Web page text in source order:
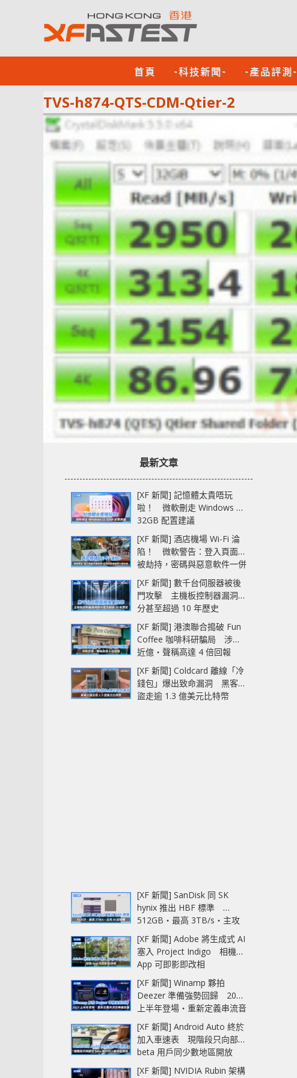
首頁 -科技新聞- -產品評測-
TVS-h874-QTS-CDM-Qtier-2
最新文章
[XF 新聞] 記憶體太貴唔玩
啦！ 微軟刪走 Windows 11
32GB 配置建議
[XF 新聞] 酒店機場 Wi-Fi 淪
陷！ 微軟警告：登入頁面可
被劫持，密碼與惡意軟件一併
中招
[XF 新聞] 數千台伺服器被後
門攻擊 主機板控制器漏洞部
分甚至超過 10 年歷史
[XF 新聞] 港澳聯合搗破 Fun
Coffee 咖啡科研騙局 涉款
近億‧聲稱高達 4 倍回報
[XF 新聞] Coldcard 離線「冷
錢包」爆出致命漏洞 黑客已
盜走逾 1.3 億美元比特幣
[XF 新聞] SanDisk 同 SK
hynix 推出 HBF 標準
512GB‧最高 3TB/s‧主攻
AI 記憶體
[XF 新聞] Adobe 將生成式 AI
塞入 Project Indigo 相機
App 可即影即改相
[XF 新聞] Winamp 夥拍
Deezer 準備強勢回歸 2027
上半年登場‧重新定義串流音
樂播放器
[XF 新聞] Android Auto 終於
加入車速表 現階段只向部分
beta 用戶同少數地區開放
[XF 新聞] NVIDIA Rubin 架構